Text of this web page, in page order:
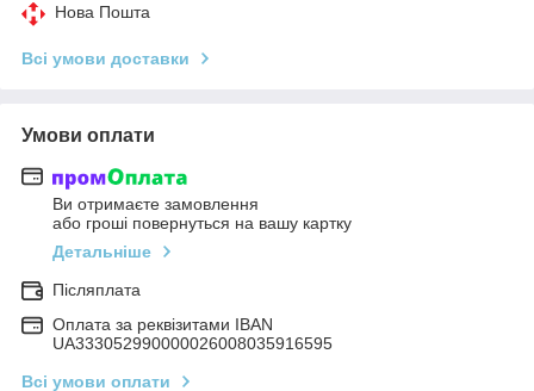
Нова Пошта
Всі умови доставки
Умови оплати
Ви отримаєте замовлення
або гроші повернуться на вашу картку
Детальніше
Післяплата
Оплата за реквізитами IBAN
UA333052990000026008035916595
Всі умови оплати